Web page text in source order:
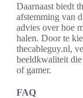
Daarnaast biedt
afstemming van
advies over hoe
halen. Door te
thecableguy.nl,
beeldkwaliteit
of gamer.
FAQ